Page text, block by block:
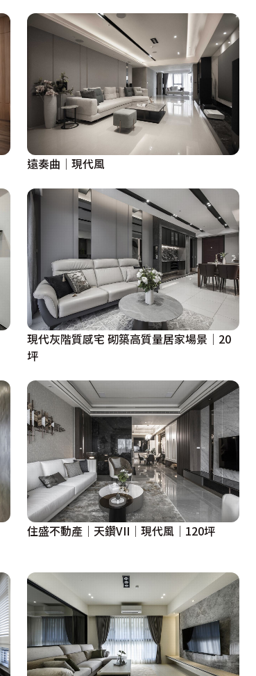
遠奏曲│現代風
現代灰階質感宅 砌築高質量居家場景│20
坪
住盛不動產│天鑽VII│現代風│120坪